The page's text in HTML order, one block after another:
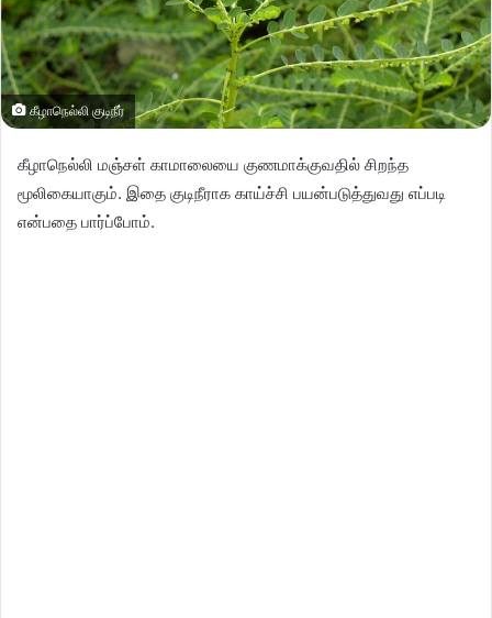
கீழாநெல்லி குடிநீர்
கீழாநெல்லி மஞ்சள் காமாலையை குணமாக்குவதில் சிறந்த
மூலிகையாகும். இதை குடிநீராக காய்ச்சி பயன்படுத்துவது எப்படி
என்பதை பார்ப்போம்.